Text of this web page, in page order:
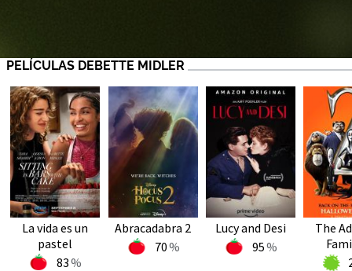
PELÍCULAS DEBETTE MIDLER
La vida es un
pastel
83
Abracadabra 2
70
Lucy and Desi
95
The